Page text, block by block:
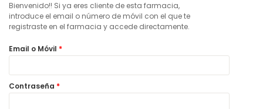
Bienvenido!! Si ya eres cliente de esta farmacia,
introduce el email o número de móvil con el que te
registraste en el farmacia y accede directamente.
Email o Móvil *
Contraseña *